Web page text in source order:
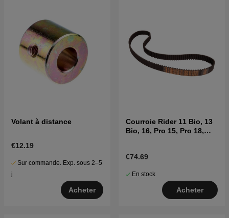
Volant à distance
€12.19
Sur commande. Exp. sous 2–5
j
Acheter
Courroie Rider 11 Bio, 13
Bio, 16, Pro 15, Pro 18,
€74.69
En stock
Acheter